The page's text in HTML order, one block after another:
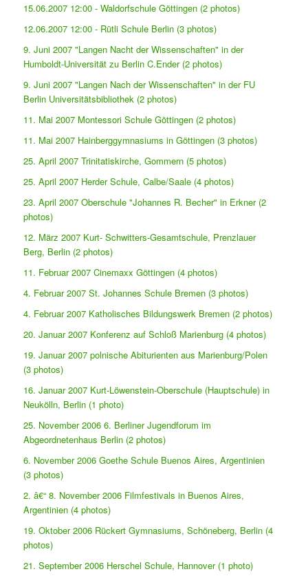
15.06.2007 12:00 - Waldorfschule Göttingen (2 photos)
12.06.2007 12:00 - Rütli Schule Berlin (3 photos)
9. Juni 2007 "Langen Nacht der Wissenschaften" in der
Humboldt-Universität zu Berlin C.Ender (2 photos)
9. Juni 2007 "Langen Nach der Wissenschaften" in der FU
Berlin Universitätsbibliothek (2 photos)
11. Mai 2007 Montessori Schule Göttingen (2 photos)
11. Mai 2007 Hainberggymnasiums in Göttingen (3 photos)
25. April 2007 Trinitatiskirche, Gommern (5 photos)
25. April 2007 Herder Schule, Calbe/Saale (4 photos)
23. April 2007 Oberschule "Johannes R. Becher" in Erkner (2
photos)
12. März 2007 Kurt- Schwitters-Gesamtschule, Prenzlauer
Berg, Berlin (2 photos)
11. Februar 2007 Cinemaxx Göttingen (4 photos)
4. Februar 2007 St. Johannes Schule Bremen (3 photos)
4. Februar 2007 Katholisches Bildungswerk Bremen (2 photos)
20. Januar 2007 Konferenz auf Schloß Marienburg (4 photos)
19. Januar 2007 polnische Abiturienten aus Marienburg/Polen
(3 photos)
16. Januar 2007 Kurt-Löwenstein-Oberschule (Hauptschule) in
Neukölln, Berlin (1 photo)
25. November 2006 6. Berliner Jugendforum im
Abgeordnetenhaus Berlin (2 photos)
6. November 2006 Goethe Schule Buenos Aires, Argentinien
(3 photos)
2. â€“ 8. November 2006 Filmfestivals in Buenos Aires,
Argentinien (4 photos)
19. Oktober 2006 Rückert Gymnasiums, Schöneberg, Berlin (4
photos)
21. September 2006 Herschel Schule, Hannover (1 photo)